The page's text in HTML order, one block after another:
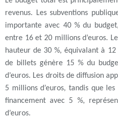
revenus. Les subventions
importante avec 40 % du
entre 16 et 20 millions d’euros.
hauteur de 30 %, équivalant à
de billets génère 15 % du
d’euros. Les droits de diffusion
5 millions d’euros, tandis que
financement avec 5 %,
d’euros.